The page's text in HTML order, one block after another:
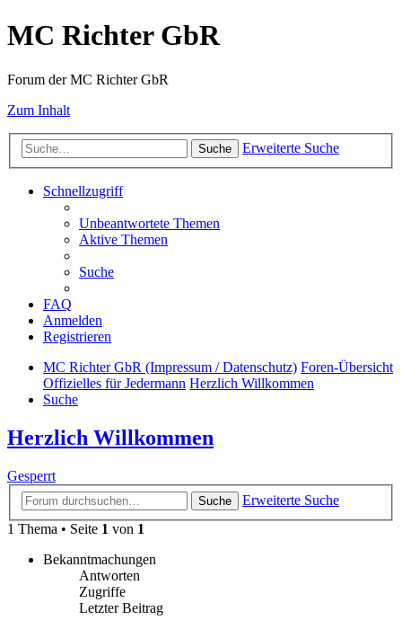
MC Richter GbR
Forum der MC Richter GbR
Zum Inhalt
Suche Erweiterte Suche
Schnellzugriff
Unbeantwortete Themen
Aktive Themen
Suche
FAQ
Anmelden
Registrieren
MC Richter GbR (Impressum / Datenschutz) Foren-Übersicht
Offizielles für Jedermann Herzlich Willkommen
Suche
Herzlich Willkommen
Gesperrt
Suche
Erweiterte Suche
1 Thema • Seite 1 von 1
Bekanntmachungen
Antworten
Zugriffe
Letzter Beitrag